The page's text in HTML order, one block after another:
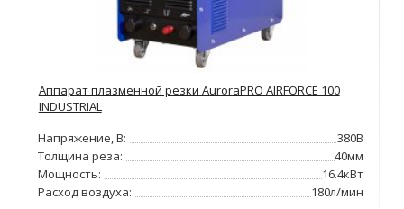
Аппарат плазменной резки AuroraPRO AIRFORCE 100
INDUSTRIAL
Напряжение, В:
380В
Толщина реза:
40мм
Мощность:
16.4кВт
Расход воздуха:
180л/мин